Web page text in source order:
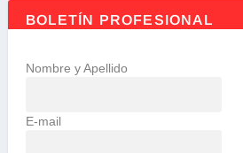
BOLETÍN PROFESIONAL
Nombre y Apellido
E-mail